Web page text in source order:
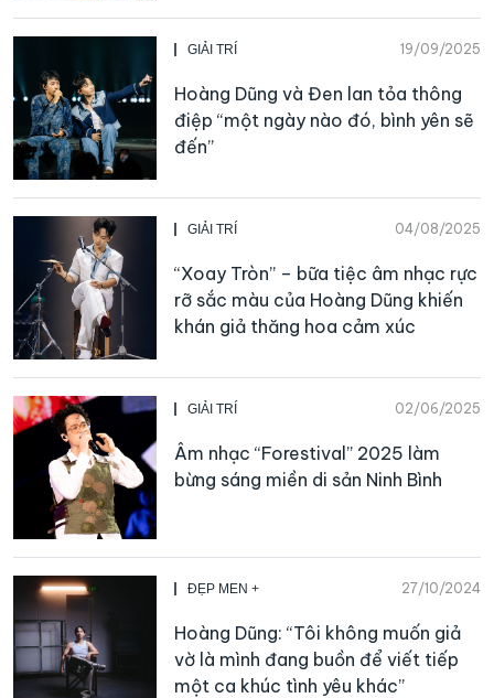
GIẢI TRÍ 19/09/2025
Hoàng Dũng và Đen lan tỏa thông
điệp “một ngày nào đó, bình yên sẽ
đến”
GIẢI TRÍ 04/08/2025
“Xoay Tròn” – bữa tiệc âm nhạc rực
rỡ sắc màu của Hoàng Dũng khiến
khán giả thăng hoa cảm xúc
GIẢI TRÍ 02/06/2025
Âm nhạc “Forestival” 2025 làm
bừng sáng miền di sản Ninh Bình
ĐẸP MEN + 27/10/2024
Hoàng Dũng: “Tôi không muốn giả
vờ là mình đang buồn để viết tiếp
một ca khúc tình yêu khác”